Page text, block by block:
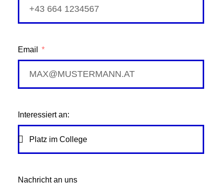
Email
Interessiert an:
Nachricht an uns